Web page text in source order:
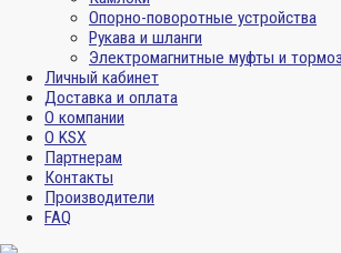
Опорно-поворотные устройства
Рукава и шланги
Электромагнитные муфты и
Личный кабинет
Доставка и оплата
О компании
О KSX
Партнерам
Контакты
Производители
FAQ